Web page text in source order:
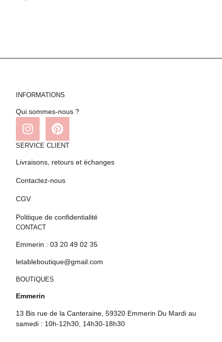
INFORMATIONS
Qui sommes-nous ?
SERVICE CLIENT
Livraisons, retours et échanges
Contactez-nous
CGV
Politique de confidentialité
CONTACT
Emmerin : 03 20 49 02 35
letableboutique@gmail.com
BOUTIQUES
Emmerin
13 Bis rue de la Canteraine, 59320 Emmerin Du Mardi au
samedi : 10h-12h30, 14h30-18h30